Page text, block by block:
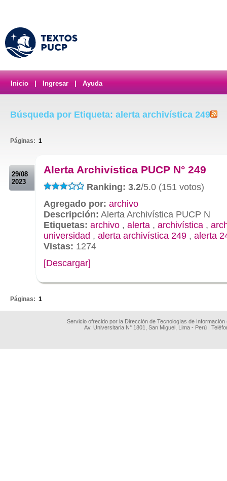
Inicio Ingresar Ayuda
Búsqueda por Etiqueta: alerta archivística 249
Páginas: 1
29/08
2023
Alerta Archivística PUCP N° 249
Ranking: 3.2/5.0 (151 votos)
Agregado por: archivo
Descripción: Alerta Archivística PUCP N
Etiquetas: archivo , alerta , archivística ,
universidad , alerta archivística 249 , alerta
Vistas: 1274
[Descargar]
Páginas: 1
Servicio ofrecido por la Dirección de Tecnologías de
Av. Universitaria N° 1801, San Miguel, Lima - Perú |